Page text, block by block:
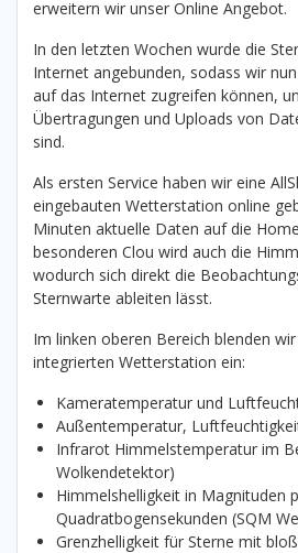
erweitern wir unser Online Angebot.
In den letzten Wochen wurde die
Internet angebunden, sodass wir
auf das Internet zugreifen können,
Übertragungen und Uploads von
sind.
Als ersten Service haben wir eine
eingebauten Wetterstation online
Minuten aktuelle Daten auf die
besonderen Clou wird auch die
wodurch sich direkt die
Sternwarte ableiten lässt.
Im linken oberen Bereich blenden
integrierten Wetterstation ein:
Kameratemperatur und
Außentemperatur,
Infrarot Himmelstemperatur im
Wolkendetektor)
Himmelshelligkeit in Magnituden
Quadratbogensekunden (SQM
Grenzhelligkeit für Sterne mit